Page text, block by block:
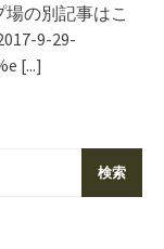
の別記事はこ
9-29-
[...]